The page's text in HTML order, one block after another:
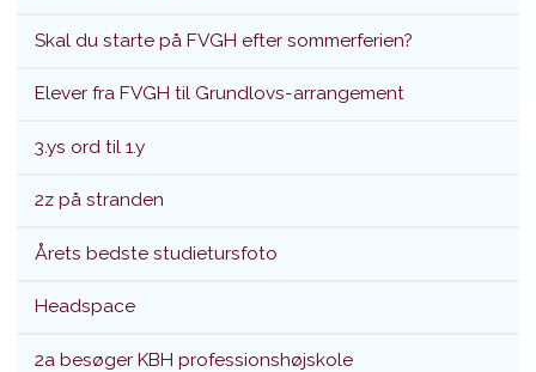
Studenterne sendt godt afsted
Skal du starte på FVGH efter sommerferien?
Elever fra FVGH til Grundlovs-arrangement
3.ys ord til 1.y
2z på stranden
Årets bedste studietursfoto
Headspace
2a besøger KBH professionshøjskole